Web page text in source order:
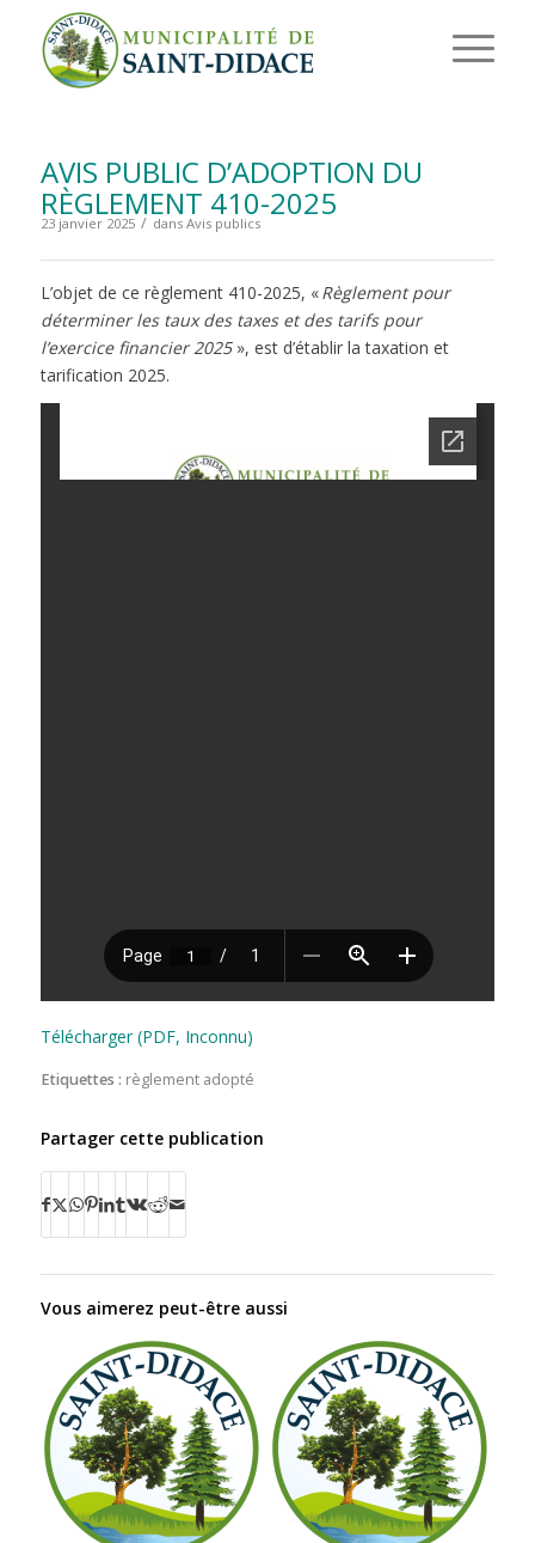
AVIS PUBLIC D’ADOPTION DU
RÈGLEMENT 410-2025
23 janvier 2025 / dans Avis publics
L’objet de ce règlement 410-2025, «Règlement pour
déterminer les taux des taxes et des tarifs pour
l’exercice financier 2025 », est d’établir la taxation et
tarification 2025.
Télécharger (PDF, Inconnu)
Etiquettes : règlement adopté
Partager cette publication
Vous aimerez peut-être aussi